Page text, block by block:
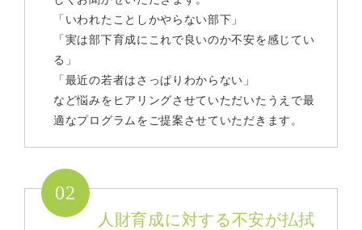
「いわれたことしかやらない部下」
「実は部下育成にこれで良いのか不安を感じてい
る」
「最近の若者はさっぱりわからない」
など悩みをヒアリングさせていただいたうえで最
適なプログラムをご提案させていただきます。
02
人財育成に対する不安が払拭